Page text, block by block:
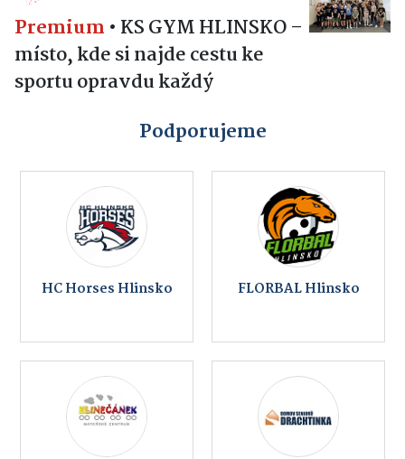
Premium • KS GYM HLINSKO –
místo, kde si najde cestu ke
sportu opravdu každý
Podporujeme
HC Horses Hlinsko FLORBAL Hlinsko